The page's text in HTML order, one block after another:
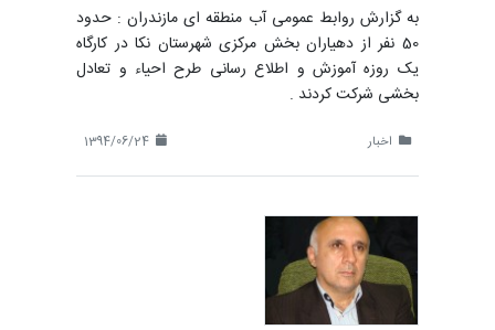
به گزارش روابط عمومی آب منطقه ای مازندران : حدود
50 نفر از دهیاران بخش مرکزی شهرستان نکا در کارگاه
یک روزه آموزش و اطلاع رسانی طرح احیاء و تعادل
بخشی شرکت کردند .
اخبار